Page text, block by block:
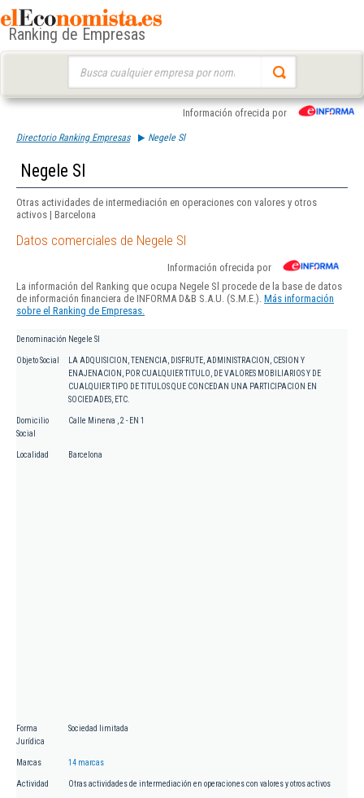
Ranking de Empresas
Información ofrecida por
Directorio Ranking Empresas Negele Sl
Negele Sl
Otras actividades de intermediación en operaciones con valores y otros
activos | Barcelona
Datos comerciales de Negele Sl
Información ofrecida por
La información del Ranking que ocupa Negele Sl procede de la base de datos
de información financiera de INFORMA D&B S.A.U. (S.M.E.). Más información
sobre el Ranking de Empresas.
Denominación Negele Sl
Objeto Social
LA ADQUISICION, TENENCIA, DISFRUTE, ADMINISTRACION, CESION Y
ENAJENACION, POR CUALQUIER TITULO, DE VALORES MOBILIARIOS Y DE
CUALQUIER TIPO DE TITULOS QUE CONCEDAN UNA PARTICIPACION EN
SOCIEDADES, ETC.
Domicilio
Social
Calle Minerva , 2 - EN 1
Localidad Barcelona
Forma
Jurídica
Sociedad limitada
Marcas 14 marcas
Actividad Otras actividades de intermediación en operaciones con valores y otros activos